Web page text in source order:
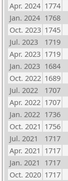
Apr. 2024 1774
Jan. 2024 1768
Oct. 2023 1745
Jul. 2023
1719
Apr. 2023 1719
Jan. 2023 1684
Oct. 2022 1689
Jul. 2022
1707
Apr. 2022 1707
Jan. 2022 1736
Oct. 2021 1756
Jul. 2021
1717
Apr. 2021 1717
Jan. 2021 1717
Oct. 2020 1717